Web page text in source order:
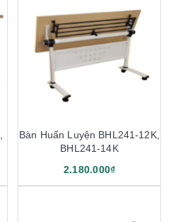
Bàn Huấn Luyện BHL241-12K,
BHL241-14K
2.180.000₫